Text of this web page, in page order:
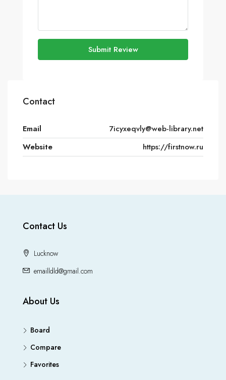
Submit Review
Contact
Email
7icyxeqvly@web-library.net
Website
https://firstnow.ru
Contact Us
Lucknow
emailldld@gmail.com
About Us
Board
Compare
Favorites